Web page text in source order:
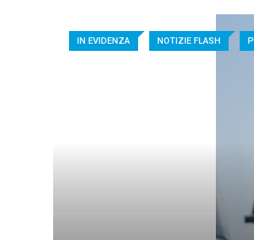
IN EVIDENZA NOTIZIE FLASH